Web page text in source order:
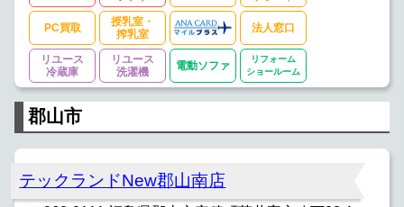
PC買取
授乳室・
搾乳室
法人窓口
リユース
冷蔵庫
リユース
洗濯機
電動ソファ
リフォーム
ショールーム
郡山市
テックランドNew郡山南店